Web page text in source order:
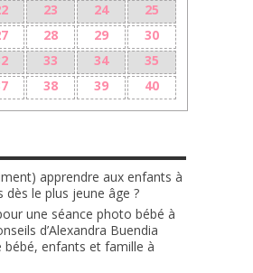
23 24
25
28 29
30
33 34
35
38 39 40
apprendre aux enfants à
dès le plus jeune âge ?
une séance photo bébé à
d’Alexandra Buendia
bébé, enfants et famille à